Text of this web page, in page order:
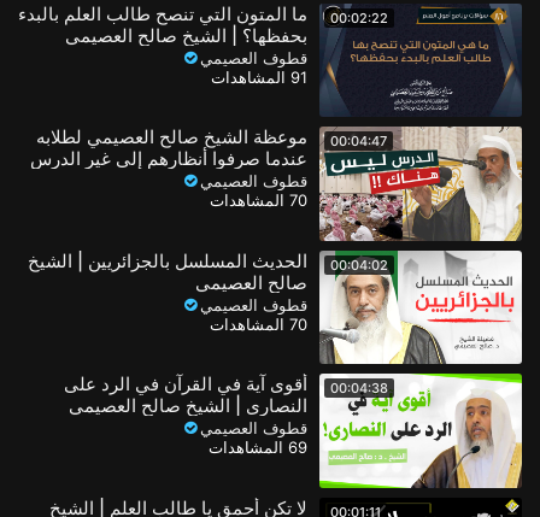
00:02:22
ما المتون التي تنصح طالب العلم بالبدء
بحفظها؟ | الشيخ صالح العصيمي
قطوف العصيمي
91 المشاهدات
00:04:47
موعظة الشيخ صالح العصيمي لطلابه
عندما صرفوا أنظارهم إلى غير الدرس
قطوف العصيمي
70 المشاهدات
00:04:02
الحديث المسلسل بالجزائريين | الشيخ
صالح العصيمي
قطوف العصيمي
70 المشاهدات
00:04:38
أقوى آية في القرآن في الرد على
النصارى | الشيخ صالح العصيمي
قطوف العصيمي
69 المشاهدات
00:01:11
لا تكن أحمق يا طالب العلم | الشيخ